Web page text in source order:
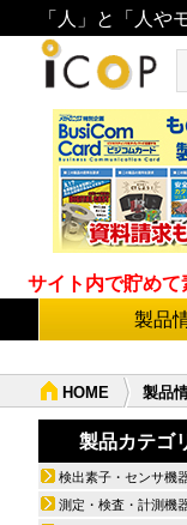
「人」と「人や
サイト内で貯め
製品
HOME 製品
製品カテゴ
検出素子・センサ機
測定・検査・計測機